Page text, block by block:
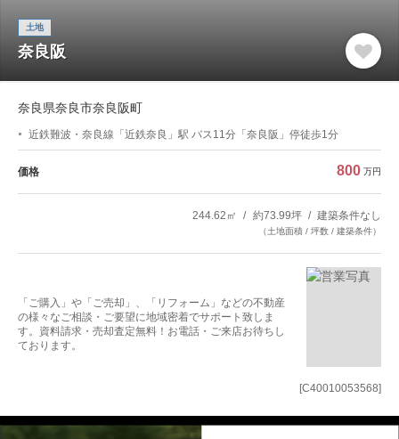
[C40010053568]
土地
奈良阪
奈良県奈良市奈良阪町
近鉄難波・奈良線「近鉄奈良」駅 バス11分「奈良阪」停徒歩1分
価格 800 万円
244.62㎡ 約73.99坪 建築条件なし
（土地面積 / 坪数 / 建築条件）
「ご購入」や「ご売却」、「リフォーム」などの不動産
の様々なご相談・ご要望に地域密着でサポート致しま
す。資料請求・売却査定無料！お電話・ご来店お待ちし
ております。